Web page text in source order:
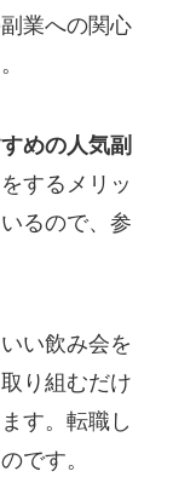
業への関心
めの人気副
するメリッ
るので、参
い飲み会を
り組むだけ
す。転職し
です。